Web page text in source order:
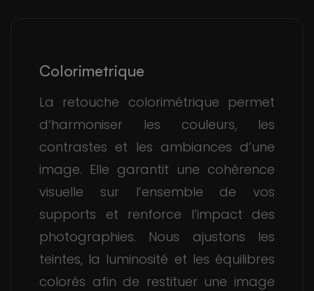
Colorimetrique
La retouche colorimétrique permet
d’harmoniser les couleurs, les
contrastes et les ambiances d’une
image. Elle garantit une cohérence
visuelle sur l’ensemble de vos
supports et renforce l’impact des
photographies. Nous ajustons les
teintes, la luminosité et les équilibres
colorés afin de restituer une image